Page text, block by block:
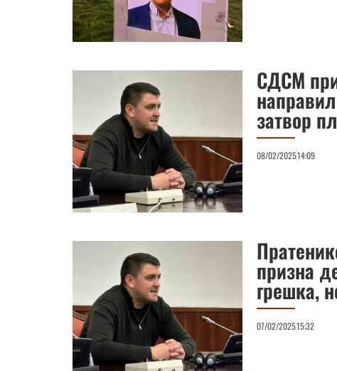
СДСМ
затвор
08/02/202514:09
призна
грешка,
07/02/202515:32